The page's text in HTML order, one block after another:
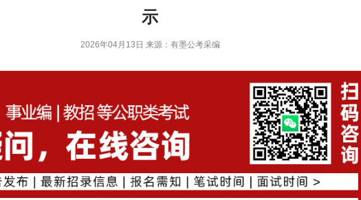
示
2026年04月13日 来源：有墨公考采编